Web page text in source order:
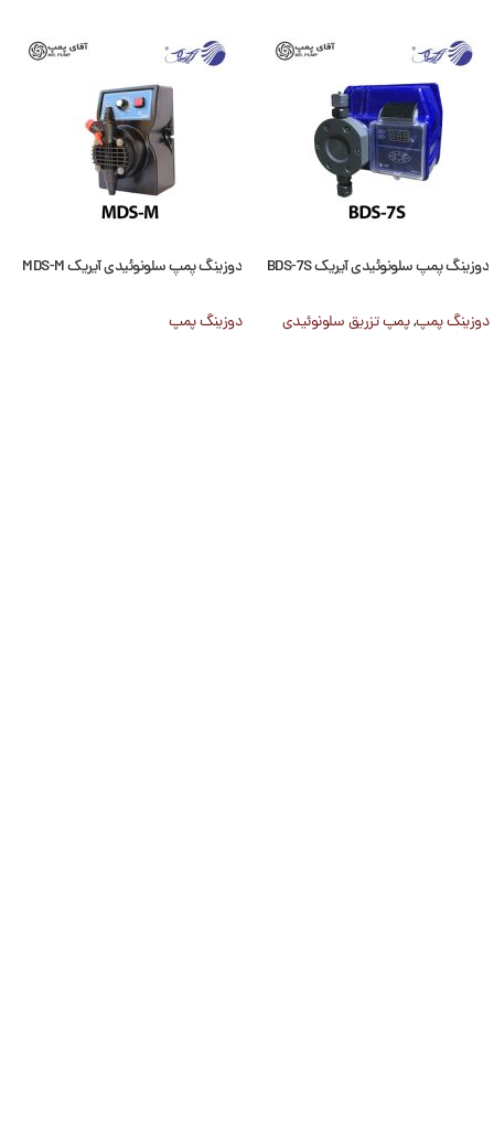
دوزینگ پمپ سلونوئیدی آیریک BDS-7S
دوزینگ پمپ,پمپ تزریق سلونوئیدی
دوزینگ پمپ سلونوئیدی آیریک MDS-M
دوزینگ پمپ